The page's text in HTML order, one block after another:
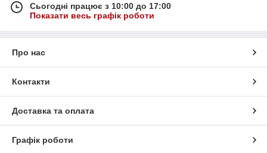
Сьогодні працює з 10:00 до 17:00
Показати весь графік роботи
Про нас
Контакти
Доставка та оплата
Графік роботи